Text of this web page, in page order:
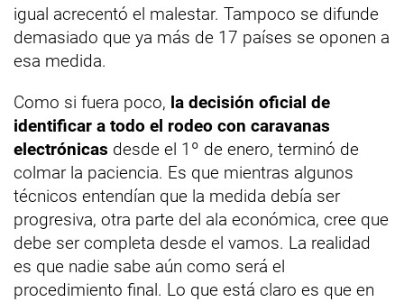
igual acrecentó el malestar. Tampoco se difunde
demasiado que ya más de 17 países se oponen a
esa medida.
Como si fuera poco, la decisión oficial de
identificar a todo el rodeo con caravanas
electrónicas desde el 1º de enero, terminó de
colmar la paciencia. Es que mientras algunos
técnicos entendían que la medida debía ser
progresiva, otra parte del ala económica, cree que
debe ser completa desde el vamos. La realidad
es que nadie sabe aún como será el
procedimiento final. Lo que está claro es que en